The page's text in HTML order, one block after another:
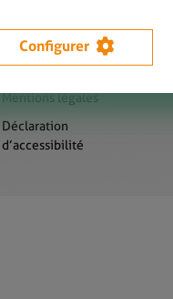
Sitemap
Mentions légales
Déclaration
d’accessibilité
Configurer